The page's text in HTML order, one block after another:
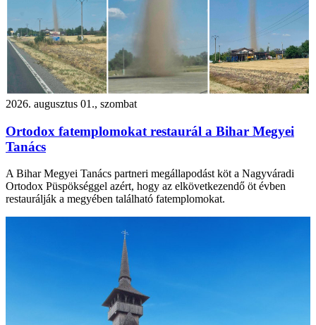
2026. augusztus 01., szombat
Ortodox fatemplomokat restaurál a Bihar Megyei
Tanács
A Bihar Megyei Tanács partneri megállapodást köt a Nagyváradi
Ortodox Püspökséggel azért, hogy az elkövetkezendő öt évben
restaurálják a megyében található fatemplomokat.